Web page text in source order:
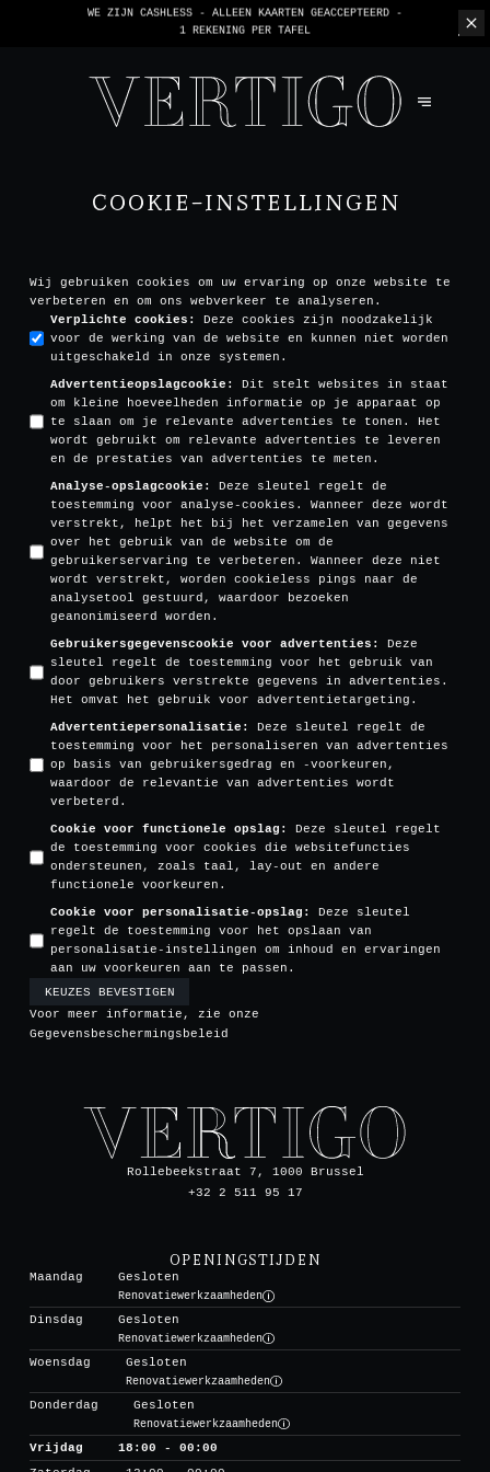
WE ZIJN CASHLESS - ALLEEN KAARTEN GEACCEPTEERD -
1 REKENING PER TAFEL
COOKIE-INSTELLINGEN
Wij gebruiken cookies om uw ervaring op onze website te
verbeteren en om ons webverkeer te analyseren.
Verplichte cookies :
Deze cookies zijn noodzakelijk
voor de werking van de website en kunnen niet worden
uitgeschakeld in onze systemen.
Advertentieopslagcookie :
Dit stelt websites in staat
om kleine hoeveelheden informatie op je apparaat op
te slaan om je relevante advertenties te tonen. Het
wordt gebruikt om relevante advertenties te leveren
en de prestaties van advertenties te meten.
Analyse-opslagcookie :
Deze sleutel regelt de
toestemming voor analyse-cookies. Wanneer deze wordt
verstrekt, helpt het bij het verzamelen van gegevens
over het gebruik van de website om de
gebruikerservaring te verbeteren. Wanneer deze niet
wordt verstrekt, worden cookieless pings naar de
analysetool gestuurd, waardoor bezoeken
geanonimiseerd worden.
Gebruikersgegevenscookie voor advertenties :
Deze
sleutel regelt de toestemming voor het gebruik van
door gebruikers verstrekte gegevens in advertenties.
Het omvat het gebruik voor advertentietargeting.
Advertentiepersonalisatie :
Deze sleutel regelt de
toestemming voor het personaliseren van advertenties
op basis van gebruikersgedrag en -voorkeuren,
waardoor de relevantie van advertenties wordt
verbeterd.
Cookie voor functionele opslag :
Deze sleutel regelt
de toestemming voor cookies die websitefuncties
ondersteunen, zoals taal, lay-out en andere
functionele voorkeuren.
Cookie voor personalisatie-opslag :
Deze sleutel
regelt de toestemming voor het opslaan van
personalisatie-instellingen om inhoud en ervaringen
aan uw voorkeuren aan te passen.
KEUZES BEVESTIGEN
Voor meer informatie, zie onze
Gegevensbeschermingsbeleid
Rollebeekstraat 7, 1000 Brussel
+32 2 511 95 17
OPENINGSTIJDEN
Maandag
Gesloten
Renovatiewerkzaamheden
Dinsdag
Gesloten
Renovatiewerkzaamheden
Woensdag
Gesloten
Renovatiewerkzaamheden
Donderdag
Gesloten
Renovatiewerkzaamheden
Vrijdag
18:00 - 00:00